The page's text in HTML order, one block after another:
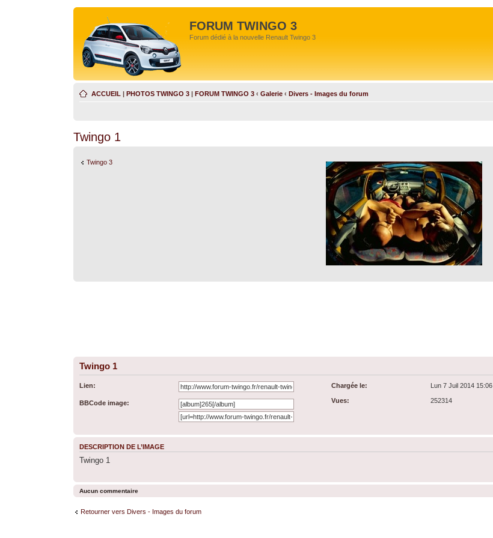
FORUM TWINGO 3
Forum dédié à la nouvelle Renault Twingo 3
ACCUEIL | PHOTOS TWINGO 3 | FORUM TWINGO 3 ‹ Galerie ‹ Divers - Images du forum
Twingo 1
Twingo 3
Twingo 1
Chargée le: Lun 7 Juil 2014 15:06
Lien:
Vues: 252314
BBCode image:
DESCRIPTION DE L’IMAGE
Twingo 1
Aucun commentaire
Retourner vers Divers - Images du forum